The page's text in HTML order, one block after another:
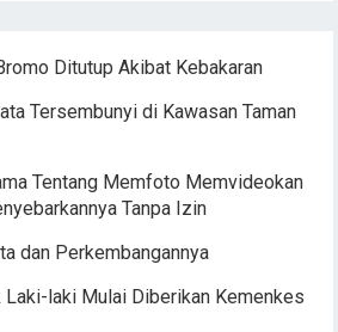
Ditutup Akibat Kebakaran
Tersembunyi di Kawasan Taman
Tentang Memfoto Memvideokan
Tanpa Izin
dan Perkembangannya
Laki-laki Mulai Diberikan Kemenkes